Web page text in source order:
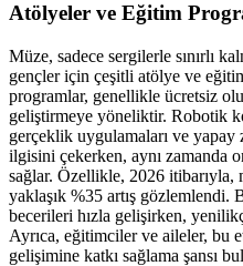
Atölyeler ve Eğitim
Müze, sadece sergilerle sınırlı
gençler için çeşitli atölye ve
programlar, genellikle ücretsiz
geliştirmeye yöneliktir. Robotik
gerçeklik uygulamaları ve yapay
ilgisini çekerken, aynı zamanda
sağlar. Özellikle, 2026 itibarıyla,
yaklaşık %35 artış gözlemlendi.
becerileri hızla gelişirken,
Ayrıca, eğitimciler ve aileler, bu
gelişimine katkı sağlama şansı